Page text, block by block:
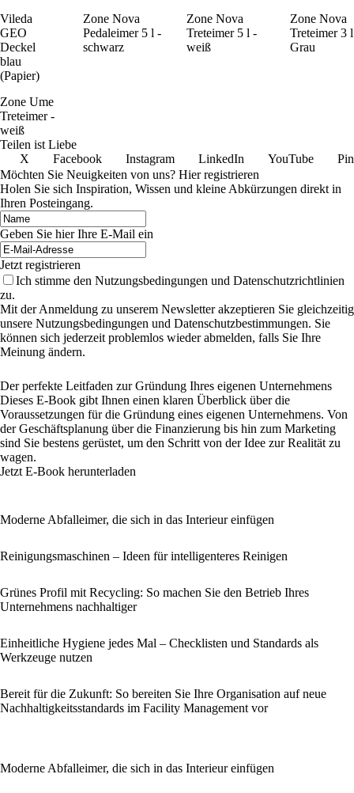
Vileda
GEO
Deckel
blau
(Papier)
Zone Nova
Pedaleimer 5 l -
schwarz
Zone Nova
Treteimer 5 l -
weiß
Zone Nova
Treteimer 3
Grau
Zone Ume
Treteimer -
weiß
Teilen ist Liebe
X
Facebook Instagram LinkedIn YouTube
Möchten Sie Neuigkeiten von uns? Hier registrieren
Holen Sie sich Inspiration, Wissen und kleine Abkürzungen direkt in
Ihren Posteingang.
Geben Sie hier Ihre E-Mail ein
Jetzt registrieren
Ich stimme den Nutzungsbedingungen und Datenschutzrichtlinien
zu.
Mit der Anmeldung zu unserem Newsletter akzeptieren Sie gleichzeitig
unsere Nutzungsbedingungen und Datenschutzbestimmungen. Sie
können sich jederzeit problemlos wieder abmelden, falls Sie Ihre
Meinung ändern.
Der perfekte Leitfaden zur Gründung Ihres eigenen Unternehmens
Dieses E-Book gibt Ihnen einen klaren Überblick über die
Voraussetzungen für die Gründung eines eigenen Unternehmens. Von
der Geschäftsplanung über die Finanzierung bis hin zum Marketing
sind Sie bestens gerüstet, um den Schritt von der Idee zur Realität zu
wagen.
Jetzt E-Book herunterladen
Moderne Abfalleimer, die sich in das Interieur einfügen
Reinigungsmaschinen – Ideen für intelligenteres Reinigen
Grünes Profil mit Recycling: So machen Sie den Betrieb Ihres
Unternehmens nachhaltiger
Einheitliche Hygiene jedes Mal – Checklisten und Standards als
Werkzeuge nutzen
Bereit für die Zukunft: So bereiten Sie Ihre Organisation auf neue
Nachhaltigkeitsstandards im Facility Management vor
Moderne Abfalleimer, die sich in das Interieur einfügen